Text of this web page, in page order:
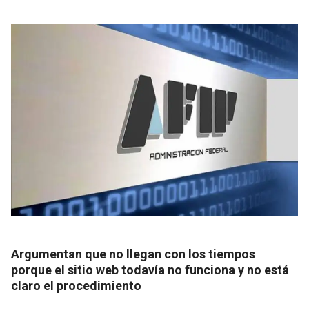
Argumentan que no llegan con los tiempos
porque el sitio web todavía no funciona y no está
claro el procedimiento